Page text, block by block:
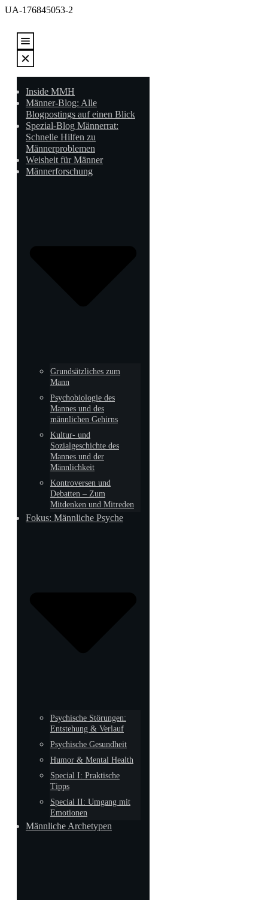
UA-176845053-2
Inside MMH
Männer-Blog: Alle
Blogpostings auf einen Blick
Spezial-Blog Männerrat:
Schnelle Hilfen zu
Männerproblemen
Weisheit für Männer
Männerforschung
Grundsätzliches zum
Mann
Psychobiologie des
Mannes und des
männlichen Gehirns
Kultur- und
Sozialgeschichte des
Mannes und der
Männlichkeit
Kontroversen und
Debatten – Zum
Mitdenken und Mitreden
Fokus: Männliche Psyche
Psychische Störungen:
Entstehung & Verlauf
Psychische Gesundheit
Humor & Mental Health
Special I: Praktische
Tipps
Special II: Umgang mit
Emotionen
Männliche Archetypen